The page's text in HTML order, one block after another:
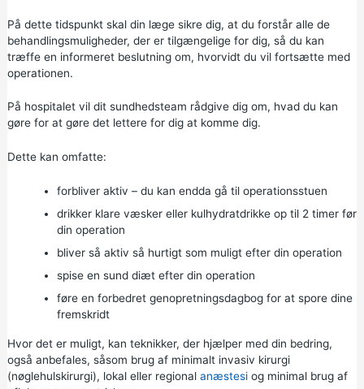
På dette tidspunkt skal din læge sikre dig, at du forstår alle de
behandlingsmuligheder, der er tilgængelige for dig, så du kan
træffe en informeret beslutning om, hvorvidt du vil fortsætte med
operationen.
På hospitalet vil dit sundhedsteam rådgive dig om, hvad du kan
gøre for at gøre det lettere for dig at komme dig.
Dette kan omfatte:
forbliver aktiv – du kan endda gå til operationsstuen
drikker klare væsker eller kulhydratdrikke op til 2 timer før
din operation
bliver så aktiv så hurtigt som muligt efter din operation
spise en sund diæt efter din operation
føre en forbedret genopretningsdagbog for at spore dine
fremskridt
Hvor det er muligt, kan teknikker, der hjælper med din bedring,
også anbefales, såsom brug af minimalt invasiv kirurgi
(nøglehulskirurgi), lokal eller regional anæstesiog minimal brug af